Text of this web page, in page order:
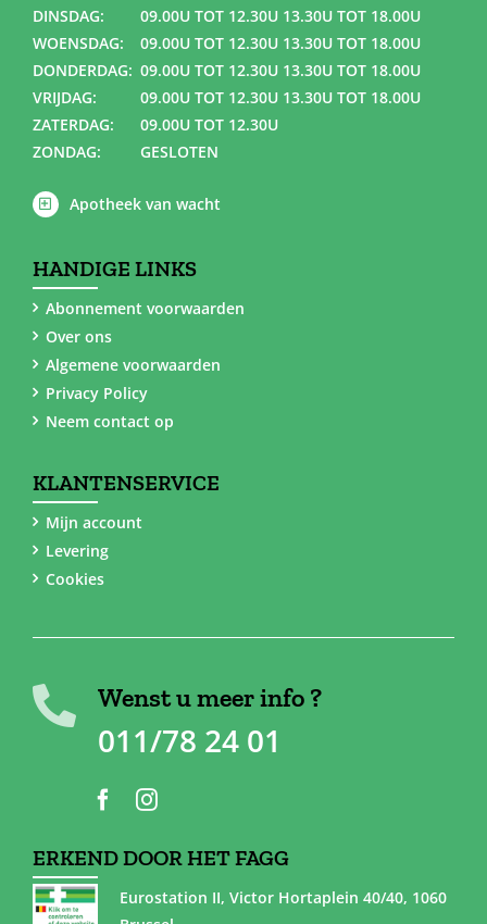
DINSDAG:
09.00U TOT 12.30U 13.30U TOT 18.00U
WOENSDAG:
09.00U TOT 12.30U 13.30U TOT 18.00U
DONDERDAG: 09.00U TOT 12.30U 13.30U TOT 18.00U
VRIJDAG:
09.00U TOT 12.30U 13.30U TOT 18.00U
ZATERDAG:
09.00U TOT 12.30U
ZONDAG:
GESLOTEN
Apotheek van wacht
HANDIGE LINKS
Abonnement voorwaarden
Over ons
Algemene voorwaarden
Privacy Policy
Neem contact op
KLANTENSERVICE
Mijn account
Levering
Cookies
Wenst u meer info ?
011/78 24 01
ERKEND DOOR HET FAGG
Eurostation II, Victor Hortaplein 40/40, 1060